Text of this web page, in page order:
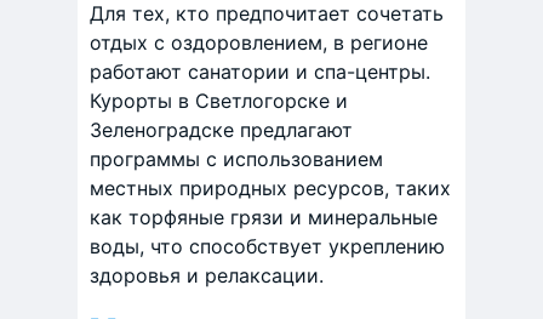
Для тех, кто предпочитает сочетать
отдых с оздоровлением, в регионе
работают санатории и спа-центры.
Курорты в Светлогорске и
Зеленоградске предлагают
программы с использованием
местных природных ресурсов, таких
как торфяные грязи и минеральные
воды, что способствует укреплению
здоровья и релаксации. ​